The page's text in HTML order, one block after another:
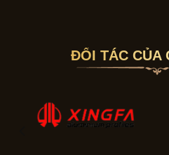
ĐỐI TÁC CỦA